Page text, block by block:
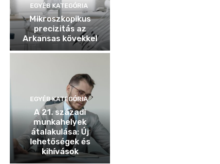
EGYÉB KATEGÓRIA
Mikroszkopikus
precizitás az
Arkansas kövekkel
EGYÉB KATEGÓRIA
A 21. századi
munkahelyek
átalakulása: Új
lehetőségek és
kihívások